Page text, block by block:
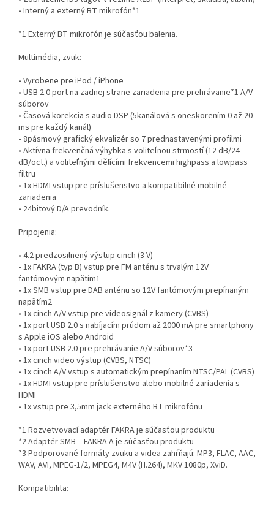
• Interný a externý BT mikrofón*1
*1 Externý BT mikrofón je súčasťou balenia.
Multimédia, zvuk:
• Vyrobene pre iPod / iPhone
• USB 2.0 port na zadnej strane zariadenia pre prehrávanie*1 A/V
súborov
• Časová korekcia s audio DSP (5kanálová s oneskorením 0 až 20
ms pre každý kanál)
• 8pásmový grafický ekvalizér so 7 prednastavenými profilmi
• Aktívna frekvenčná výhybka s voliteľnou strmostí (12 dB/24
dB/oct.) a voliteľnými dělícími frekvencemi highpass a lowpass
filtru
• 1x HDMI vstup pre príslušenstvo a kompatibilné mobilné
zariadenia
• 24bitový D/A prevodník.
Pripojenia:
• 4.2 predzosilnený výstup cinch (3 V)
• 1x FAKRA (typ B) vstup pre FM anténu s trvalým 12V
fantómovým napätím1
• 1x SMB vstup pre DAB anténu so 12V fantómovým prepínaným
napätím2
• 1x cinch A/V vstup pre videosignál z kamery (CVBS)
• 1x port USB 2.0 s nabíjacím prúdom až 2000 mA pre smartphony
s Apple iOS alebo Android
• 1x port USB 2.0 pre prehrávanie A/V súborov*3
• 1x cinch video výstup (CVBS, NTSC)
• 1x cinch A/V vstup s automatickým prepínaním NTSC/PAL (CVBS)
• 1x HDMI vstup pre príslušenstvo alebo mobilné zariadenia s
HDMI
• 1x vstup pre 3,5mm jack externého BT mikrofónu
*1 Rozvetvovací adaptér FAKRA je súčasťou produktu
*2 Adaptér SMB – FAKRA A je súčasťou produktu
*3 Podporované formáty zvuku a videa zahŕňajú: MP3, FLAC, AAC,
WAV, AVI, MPEG-1/2, MPEG4, M4V (H.264), MKV 1080p, XviD.
Kompatibilita: